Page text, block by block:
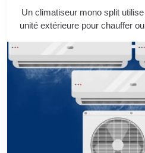
Un climatiseur mono split
unité extérieure pour chauffer